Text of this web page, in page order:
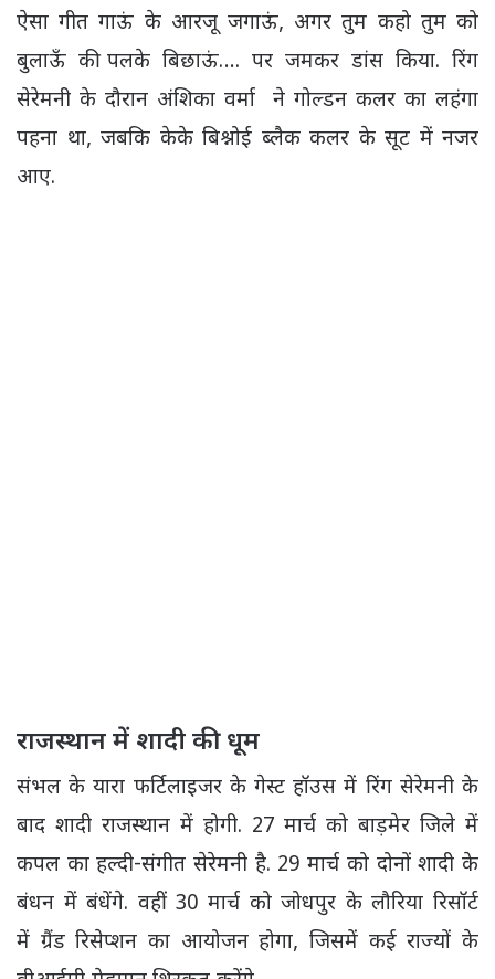
ऐसा गीत गाऊं के आरजू जगाऊं, अगर तुम कहो तुम को
बुलाऊँ की पलके बिछाऊं…. पर जमकर डांस किया. रिंग
सेरेमनी के दौरान अंशिका वर्मा ने गोल्डन कलर का लहंगा
पहना था, जबकि केके बिश्नोई ब्लैक कलर के सूट में नजर
आए.
राजस्थान में शादी की धूम
संभल के यारा फर्टिलाइजर के गेस्ट हॉउस में रिंग सेरेमनी के
बाद शादी राजस्थान में होगी. 27 मार्च को बाड़मेर जिले में
कपल का हल्दी-संगीत सेरेमनी है. 29 मार्च को दोनों शादी के
बंधन में बंधेंगे. वहीं 30 मार्च को जोधपुर के लौरिया रिसॉर्ट
में ग्रैंड रिसेप्शन का आयोजन होगा, जिसमें कई राज्यों के